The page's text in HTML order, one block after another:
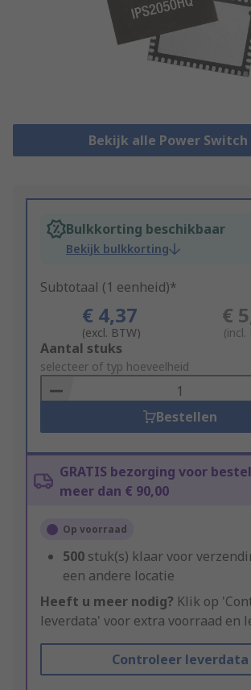
Bekijk alle Power Switch
Bulkkorting beschikbaar
Bekijk bulkkorting
Subtotaal (1 eenheid)*
€ 4,37
(excl. BTW)
€
(incl.
Add
to
Basket
Aantal stuks
selecteer of typ hoeveelheid
Bestellen
GRATIS bezorging voor
meer dan € 90,00
Op voorraad
500 stuk(s) klaar voor
een andere locatie
Heeft u meer nodig? Klik op
leverdata' voor extra voorraad en
Controleer leverdata